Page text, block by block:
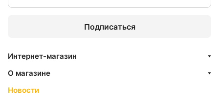
Подписаться
Интернет-магазин
О магазине
Новости